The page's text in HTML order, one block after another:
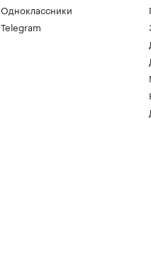
Одноклассники
Telegram